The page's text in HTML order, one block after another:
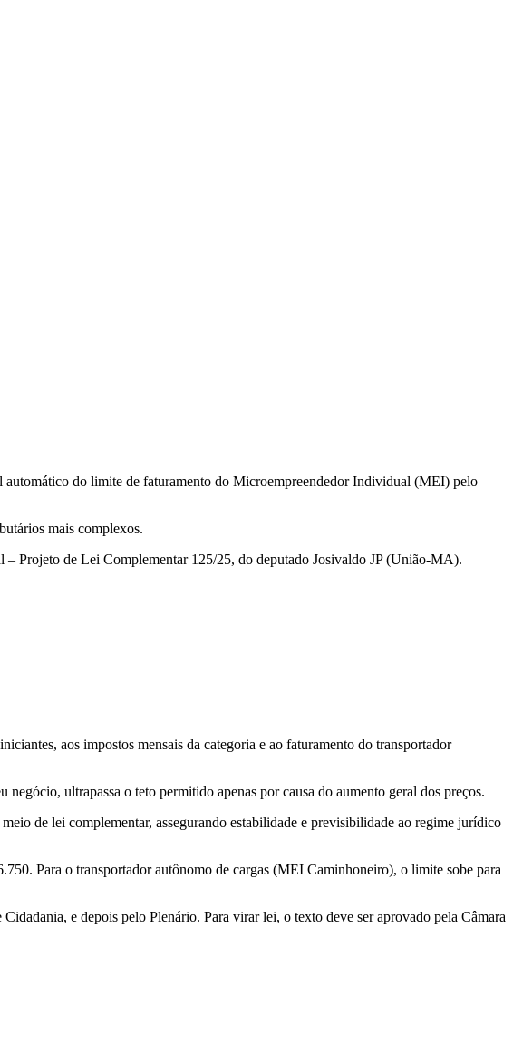
automático do limite de faturamento do Microempreendedor Individual (MEI) pelo
mais complexos.
Projeto de Lei Complementar 125/25, do deputado Josivaldo JP (União-MA).
aos impostos mensais da categoria e ao faturamento do transportador
ultrapassa o teto permitido apenas por causa do aumento geral dos preços.
de lei complementar, assegurando estabilidade e previsibilidade ao regime jurídico
Para o transportador autônomo de cargas (MEI Caminhoneiro), o limite sobe para
e depois pelo Plenário. Para virar lei, o texto deve ser aprovado pela Câmara